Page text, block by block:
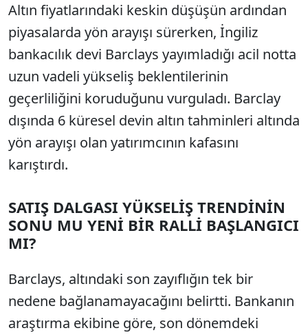
Altın fiyatlarındaki keskin düşüşün ardından
piyasalarda yön arayışı sürerken, İngiliz
bankacılık devi Barclays yayımladığı acil notta
uzun vadeli yükseliş beklentilerinin
geçerliliğini koruduğunu vurguladı. Barclay
dışında 6 küresel devin altın tahminleri altında
yön arayışı olan yatırımcının kafasını
karıştırdı.
SATIŞ DALGASI YÜKSELİŞ TRENDİNİN
SONU MU YENİ BİR RALLİ BAŞLANGICI
MI?
Barclays, altındaki son zayıflığın tek bir
nedene bağlanamayacağını belirtti. Bankanın
araştırma ekibine göre, son dönemdeki